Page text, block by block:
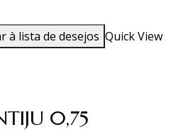
à lista de desejos Quick View
0,75